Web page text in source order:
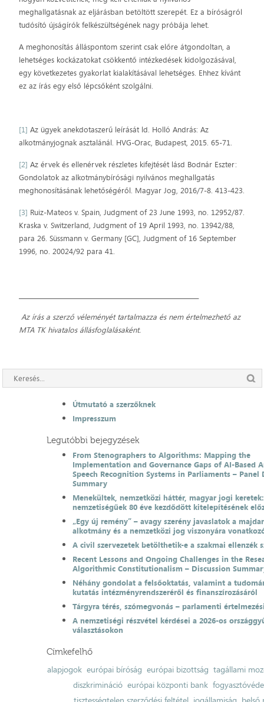
meghallgatásnak az eljárásban betöltött szerepét. Ez a bíróságról
tudósító újságírók felkészültségének nagy próbája lehet.
A meghonosítás álláspontom szerint csak előre átgondoltan, a
lehetséges kockázatokat csökkentő intézkedések kidolgozásával,
egy következetes gyakorlat kialakításával lehetséges. Ehhez kívánt
ez az írás egy első lépcsőként szolgálni.
[1] Az ügyek anekdotaszerű leírását ld. Holló András: Az
alkotmányjognak asztalánál. HVG-Orac, Budapest, 2015. 65-71.
[2] Az érvek és ellenérvek részletes kifejtését lásd Bodnár Eszter:
Gondolatok az alkotmánybírósági nyilvános meghallgatás
meghonosításának lehetőségéről. Magyar Jog, 2016/7-8. 413-423.
[3] Ruiz-Mateos v. Spain, Judgment of 23 June 1993, no. 12952/87.
Kraska v. Switzerland, Judgment of 19 April 1993, no. 13942/88,
para 26. Süssmann v. Germany [GC], Judgment of 16 September
1996, no. 20024/92 para 41.
Az írás a szerző véleményét tartalmazza és nem értelmezhető az
MTA TK hivatalos állásfoglalásaként.
Útmutató a szerzőknek
Impresszum
Legutóbbi bejegyzések
From Stenographers to Algorithms: Mapping the
Implementation and Governance Gaps of AI-Based
Speech Recognition Systems in Parliaments – Panel
Summary
Menekültek, nemzetközi háttér, magyar jogi
nemzetiségűek 80 éve kezdődött kitelepítésének
„Egy új remény” – avagy szerény javaslatok a
alkotmány és a nemzetközi jog viszonyára
A civil szervezetek betölthetik-e a szakmai ellenzék
Recent Lessons and Ongoing Challenges in the
Algorithmic Constitutionalism – Discussion
Néhány gondolat a felsőoktatás, valamint a
kutatás intézményrendszeréről és finanszírozásáról
Tárgyra térés, szómegvonás – parlamenti
A nemzetiségi részvétel kérdései a 2026-os
választásokon
Címkefelhő
alapjogok európai bíróság európai bizottság tagállami
diszkrimináció európai központi bank